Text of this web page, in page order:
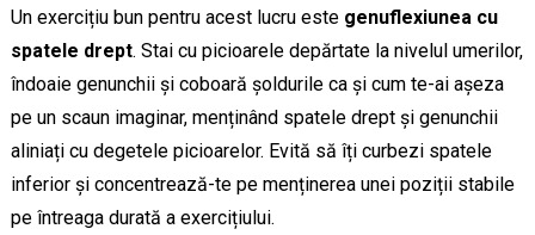
Un exercițiu bun pentru acest lucru este genuflexiunea cu
spatele drept. Stai cu picioarele depărtate la nivelul umerilor,
îndoaie genunchii și coboară șoldurile ca și cum te-ai așeza
pe un scaun imaginar, menținând spatele drept și genunchii
aliniați cu degetele picioarelor. Evită să îți curbezi spatele
inferior și concentrează-te pe menținerea unei poziții stabile
pe întreaga durată a exercițiului.